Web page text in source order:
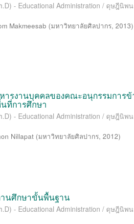
- Educational Administration / ดุษฎีนิพ
Makmeesab (มหาวิทยาลัยศิลปากร,2013)
ารงานบุคคลของคณะอนุกรรมการ
ที่การศึกษา
- Educational Administration / ดุษฎีนิพ
Nillapat (มหาวิทยาลัยศิลปากร,2012)
นศึกษาขั้นพื้นฐาน
- Educational Administration / ดุษฎีนิพ